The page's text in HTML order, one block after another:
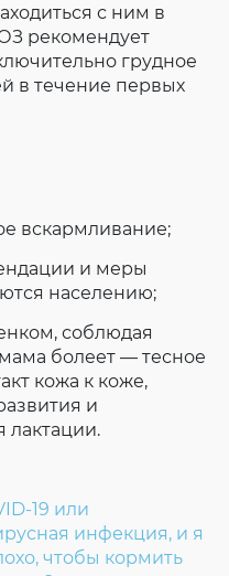
с ним в
рекомендует
грудное
в течение первых
вскармливание;
и меры
населению;
соблюдая
болеет — тесное
кожа к коже,
и
лактации.
19 или
инфекция, и я
чтобы кормить